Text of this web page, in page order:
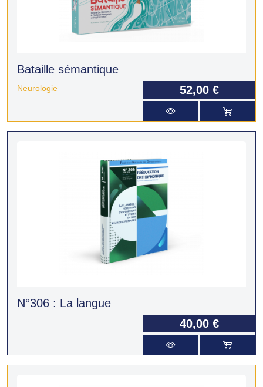
Bataille sémantique
Neurologie 52,00 €
N°306 : La langue
40,00 €